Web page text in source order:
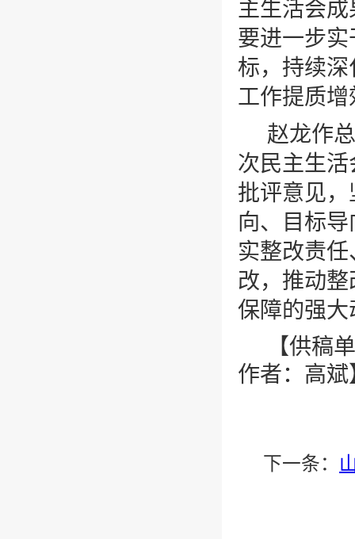
主生活会
要进一步实
标，持续
工作提质增
赵龙作
次民主生
批评意见
向、目标
实整改责
改，推动
保障的强大
【供稿
作者：高斌
下一条：